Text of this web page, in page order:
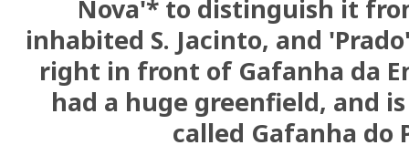
Nova'* to distinguish it
inhabited S. Jacinto, and
right in front of Gafanha da
had a huge greenfield, and
called Gafanha do